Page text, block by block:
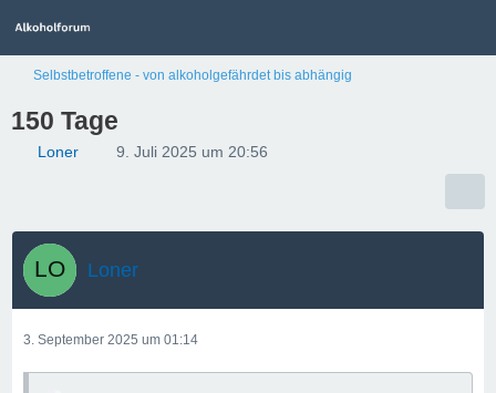
Selbstbetroffene - von alkoholgefährdet bis abhängig
150 Tage
Loner 9. Juli 2025 um 20:56
Loner
3. September 2025 um 01:14